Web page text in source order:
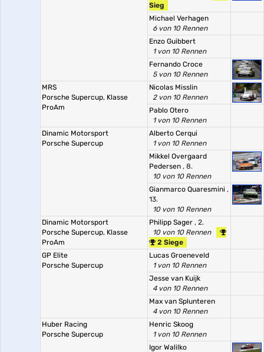
Sieg
Michael Verhagen
6 von 10 Rennen
Enzo Guibbert
1 von 10 Rennen
Fernando Croce
5 von 10 Rennen
MRS
Porsche Supercup, Klasse
ProAm
Nicolas Misslin
2 von 10 Rennen
Pablo Otero
1 von 10 Rennen
Dinamic Motorsport
Porsche Supercup
Alberto Cerqui
1 von 10 Rennen
Mikkel Overgaard
Pedersen , 8.
10 von 10 Rennen
Gianmarco Quaresmini ,
13.
10 von 10 Rennen
Dinamic Motorsport
Porsche Supercup, Klasse
ProAm
Philipp Sager , 2.
10 von 10 Rennen
2 Siege
GP Elite
Porsche Supercup
Lucas Groeneveld
1 von 10 Rennen
Jesse van Kuijk
4 von 10 Rennen
Max van Splunteren
4 von 10 Rennen
Huber Racing
Porsche Supercup
Henric Skoog
1 von 10 Rennen
Igor Walilko